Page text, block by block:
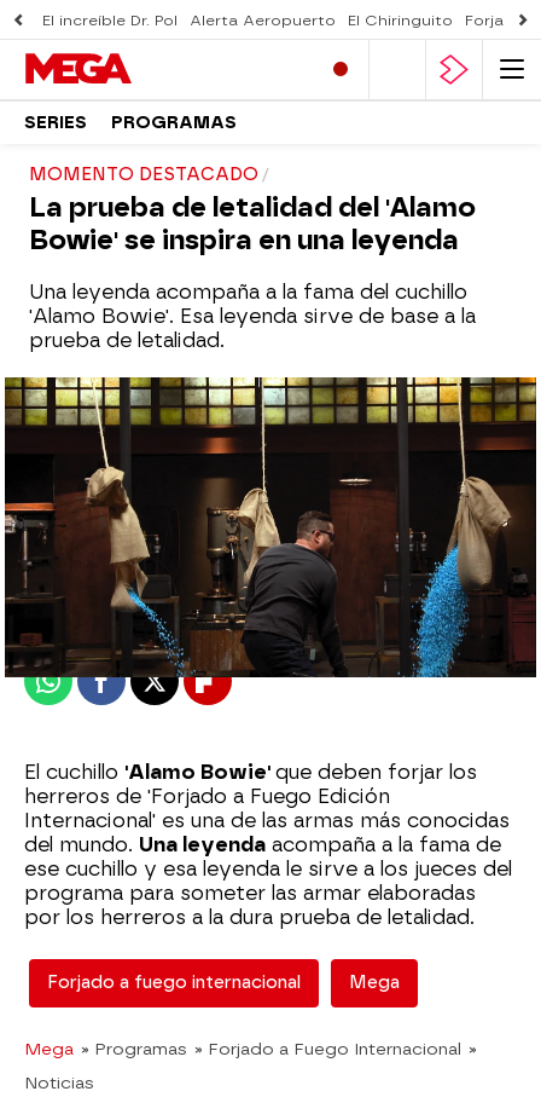
El increíble Dr. Pol Alerta Aeropuerto El Chiringuito Forjado
SERIES PROGRAMAS
MOMENTO DESTACADO
La prueba de letalidad del 'Alamo
Bowie' se inspira en una leyenda
Una leyenda acompaña a la fama del cuchillo
'Alamo Bowie'. Esa leyenda sirve de base a la
prueba de letalidad.
mega
Madrid
07 de julio de 2020, 23:04
WhatsappFacebook
X Flipboard
El cuchillo 'Alamo Bowie' que deben forjar los
herreros de 'Forjado a Fuego Edición
Internacional' es una de las armas más conocidas
del mundo. Una leyenda acompaña a la fama de
ese cuchillo y esa leyenda le sirve a los jueces del
programa para someter las armar elaboradas
por los herreros a la dura prueba de letalidad.
Forjado a fuego internacional Mega
Mega » Programas » Forjado a Fuego Internacional »
Noticias